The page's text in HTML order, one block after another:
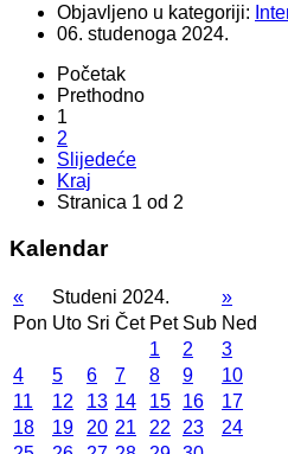
Objavljeno u kategoriji:
06. studenoga 2024.
Početak
Prethodno
1
2
Slijedeće
Kraj
Stranica 1 od 2
Kalendar
« Studeni 2024.
»
Pon Uto Sri Čet Pet Sub Ned
1
2
3
4
5 6 7 8 9
10
11
12 13 14 15 16
17
18
19 20 21 22 23
24